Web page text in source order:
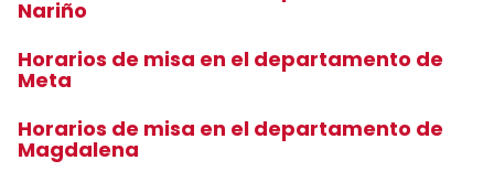
Nariño
Horarios de misa en el departamento de
Meta
Horarios de misa en el departamento de
Magdalena